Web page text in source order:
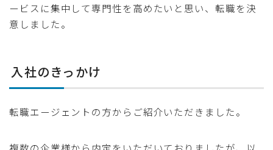
ービスに集中して専門性を高めたいと思い、転職を決
意しました。
入社のきっかけ
転職エージェントの方からご紹介いただきました。